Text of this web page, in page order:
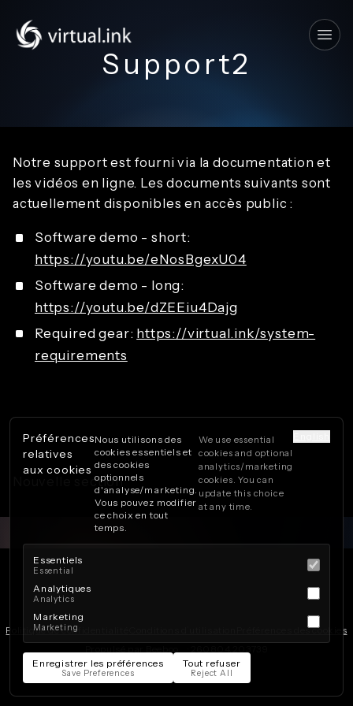
Support2
Notre support est fourni via la documentation et
les vidéos en ligne. Les documents suivants sont
actuellement disponibles en accès public :
Software demo - short:
https://youtu.be/eNosBgexU04
Software demo - long:
https://youtu.be/dZEEiu4Dajg
Required gear: https://virtual.ink/system-
requirements
Démonstration complète du logiciel light-
painting - Virtual.ink
Nouvelle section
Politique de confidentialité
Préférences des cookies
Préférences
relatives
aux cookies
Nous utilisons des
cookies essentiels et
des cookies
optionnels
d'analyse/marketing.
Vous pouvez modifier
ce choix en tout
temps.
We use essential
cookies and optional
analytics/marketing
cookies. You can
update this choice
at any time.
Essentiels
Essential
Analytiques
Analytics
Marketing
Marketing
Enregistrer les préférences
Save Preferences
Tout refuser
Reject All